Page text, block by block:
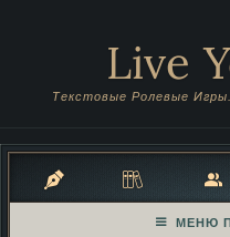
Live
Текстовые Ролевые